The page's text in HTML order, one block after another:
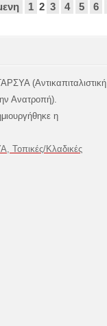
1 2 3 4 5 6
(Αντικαπιταλιστική
Ανατροπή).
η
Τοπικές/Κλαδικές